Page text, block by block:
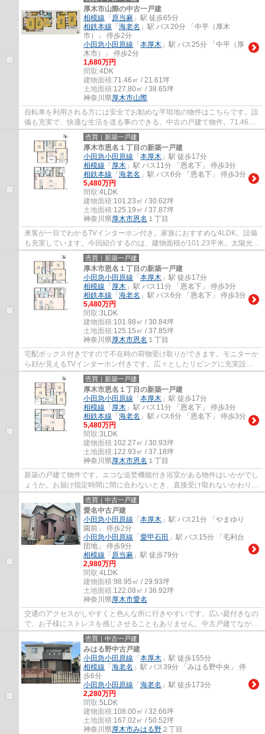
厚木市山際の中古一戸建
相模線 「 原当麻 」駅 徒歩65分
相鉄本線 「 海老名 」駅 バス20分 「中平（厚木
市）」 停歩2分
小田急小田原線 「 本厚木 」駅 バス25分 「中平（厚
木市）」 停歩2分
1,680万円
間取:4DK
建物面積:71.46㎡ / 21.61坪
土地面積:127.80㎡ / 38.65坪
神奈川県厚木市山際
自転車を利用される方には安全でお勧めな平坦地の物件はこちらです。設
備も充実で、快適な生活を送る事のできる、中古の戸建て物件。71.46平
米程の建物面積でスペースも十分。住まいの...
売買｜新築一戸建
厚木市恩名１丁目の新築一戸建
小田急小田原線 「 本厚木 」駅 徒歩17分
相模線 「 厚木 」駅 バス11分 「恩名下」 停歩3分
相鉄本線 「 海老名 」駅 バス6分 「恩名下」 停歩3分
5,480万円
間取:4LDK
建物面積:101.23㎡ / 30.62坪
土地面積:125.19㎡ / 37.87坪
神奈川県厚木市恩名 １丁目
来客が一目でわかるTVインターホン付き。家族におすすめな4LDK。設備
も充実しています。今回紹介するのは、建物面積が101.23平米。太陽光発
電システムで暮らしを豊かにして、地球にや...
売買｜新築一戸建
厚木市恩名１丁目の新築一戸建
小田急小田原線 「 本厚木 」駅 徒歩17分
相模線 「 厚木 」駅 バス11分 「恩名下」 停歩3分
相鉄本線 「 海老名 」駅 バス6分 「恩名下」 停歩3分
5,480万円
間取:3LDK
建物面積:101.98㎡ / 30.84坪
土地面積:125.15㎡ / 37.85坪
神奈川県厚木市恩名 １丁目
宅配ボックス付きですので不在時の荷物受け取りができます。モニターか
ら顔が見えるTVインターホン付きです。広々としたリビングに充実設備
のキッチンを備えた3LDK。住環境が良好だと...
売買｜新築一戸建
厚木市恩名１丁目の新築一戸建
小田急小田原線 「 本厚木 」駅 徒歩17分
相模線 「 厚木 」駅 バス11分 「恩名下」 停歩3分
相鉄本線 「 海老名 」駅 バス6分 「恩名下」 停歩3分
5,480万円
間取:3LDK
建物面積:102.27㎡ / 30.93坪
土地面積:122.93㎡ / 37.18坪
神奈川県厚木市恩名 １丁目
新築の戸建て物件です。エコな追焚機能付き浴室がある物件はいかがでし
ょうか。お届け指定時間に間に合わないとき、直接受け取れないかわりに
荷物が届けられる宅配ボックスがあれば急...
売買｜中古一戸建
愛名中古戸建
小田急小田原線 「 本厚木 」駅 バス21分 「やまゆり
園前」 停歩2分
小田急小田原線 「 愛甲石田 」駅 バス15分 「毛利台
団地」 停歩9分
相模線 「 原当麻 」駅 徒歩79分
2,980万円
間取:4LDK
建物面積:98.95㎡ / 29.93坪
土地面積:122.08㎡ / 36.92坪
神奈川県厚木市愛名
交通のアクセスがしやすくと色んな所に行きやすいです。広い庭付きなの
で、お子様にストレスを感じさせることもありません。中古戸建てなが
ら、室内はとてもきれいです。火が出ないIH...
売買｜中古一戸建
みはる野中古戸建
小田急小田原線 「 本厚木 」駅 徒歩155分
相模線 「 海老名 」駅 バス39分 「みはる野中央」 停
歩6分
小田急小田原線 「 海老名 」駅 徒歩173分
2,280万円
間取:5LDK
建物面積:108.00㎡ / 32.66坪
土地面積:167.02㎡ / 50.52坪
神奈川県厚木市みはる野 ２丁目